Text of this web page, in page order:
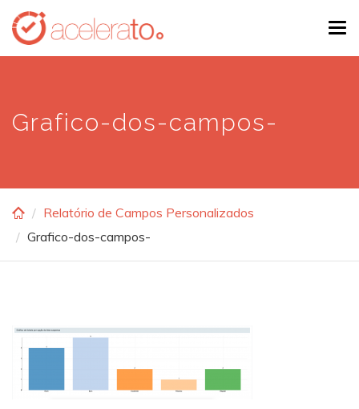
Skip
main
Grafico-dos-campos-
Relatório de Campos Personalizados
Grafico-dos-campos-